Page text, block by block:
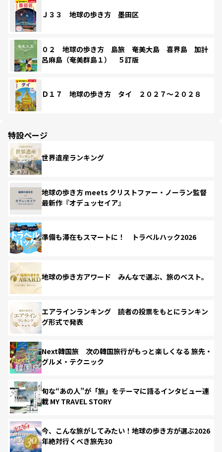
Ｊ３３ 地球の歩き方 墨田区
０２ 地球の歩き方 島旅 奄美大島 喜界島 加計
呂麻島（奄美群島１） ５訂版
Ｄ１７ 地球の歩き方 タイ ２０２７～２０２８
特設ページ
世界遺産ランキング
地球の歩き方 meets クリストファー・ノーラン監督
最新作『オデュッセイア』
準備も滞在もスマートに！ トラベルハック2026
地球の歩き方アワード みんなで選ぶ、旅のベスト。
エアラインランキング 読者の投票をもとにランキン
グ形式で発表
Next韓国旅 次の韓国旅行がもっと楽しくなる 旅先・
グルメ・テクニック
旬な“あの人”が「旅」をテーマに語るインタビュー連
載 MY TRAVEL STORY
今、こんな旅がしてみたい！地球の歩き方が選ぶ2026
年絶対行くべき旅先30